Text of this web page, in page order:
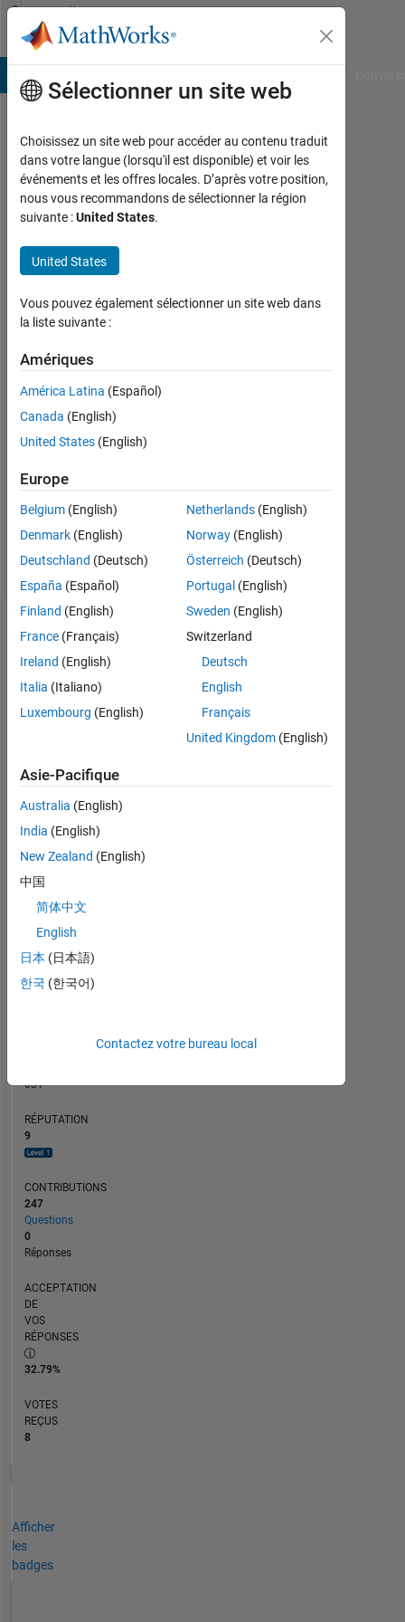
Passer au contenu
Community
Profile
Pat
annauniversity
Actif
2011
0
Following:
0
Follow
B.E
and
Communication
Engineering
Interests:
image
processing,datamiming
Afficher
plus
Tableau de bord
Statistiques
CONTRIBUTIONS 10
0
20
30
40
60
031
RÉPUTATION
9
CONTRIBUTIONS
247
Questions
0
Réponses
ACCEPTATION
DE
VOS
RÉPONSES
32.79%
VOTES
REÇUS
8
Afficher
les
badges
Sélectionner un site web
Choisissez un site web pour accéder au contenu traduit
dans votre langue (lorsqu'il est disponible) et voir les
événements et les offres locales. D’après votre position,
nous vous recommandons de sélectionner la région
suivante :United States.
United States
Vous pouvez également sélectionner un site web dans
la liste suivante :
Amériques
América Latina (Español)
Canada (English)
United States (English)
Europe
Belgium (English)
Denmark (English)
Deutschland (Deutsch)
España (Español)
Finland (English)
France (Français)
Ireland (English)
Italia (Italiano)
Luxembourg (English)
Netherlands(English)
Norway(English)
Österreich (Deutsch)
Portugal (English)
Sweden (English)
Switzerland
Deutsch
English
Français
United Kingdom(English)
Asie-Pacifique
Australia (English)
India (English)
New Zealand (English)
中国
简体中文
English
日本 (日本語)
한국 (한국어)
Contactez votre bureau local